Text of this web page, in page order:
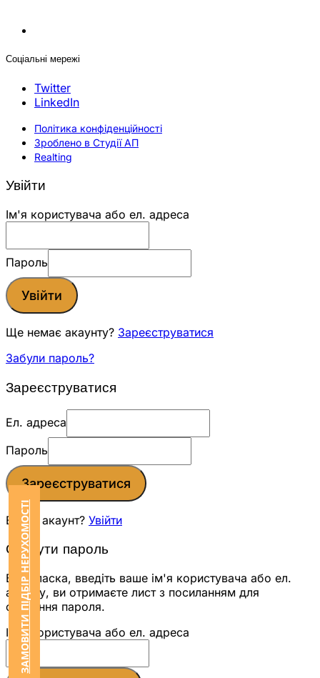
Соціальні мережі
Twitter
LinkedIn
Політика конфіденційності
Зроблено в Студії АП
Realting
ЗАМОВИТИ ПІДБІР НЕРУХОМОСТІ
Увійти
Ім'я користувача або ел. адреса
Пароль
Увійти
Ще немає акаунту? Зареєструватися
Забули пароль?
Зареєструватися
Ел. адреса
Пароль
Зареєструватися
Вже є акаунт? Увійти
Скинути пароль
Будь ласка, введіть ваше ім'я користувача або ел.
адресу, ви отримаєте лист з посиланням для
скидання пароля.
Ім'я користувача або ел. адреса